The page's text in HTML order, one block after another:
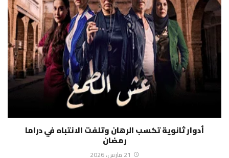
أدوار ثانوية تكسب الرهان وتلفت الانتباه في دراما
رمضان
21 مارس، 2026